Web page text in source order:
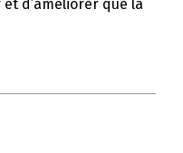
d’améliorer que la